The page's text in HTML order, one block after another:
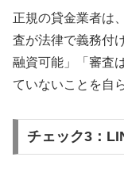
正規の貸金業者は
査が法律で義務付
融資可能」「審査
ていないことを自
チェック3：